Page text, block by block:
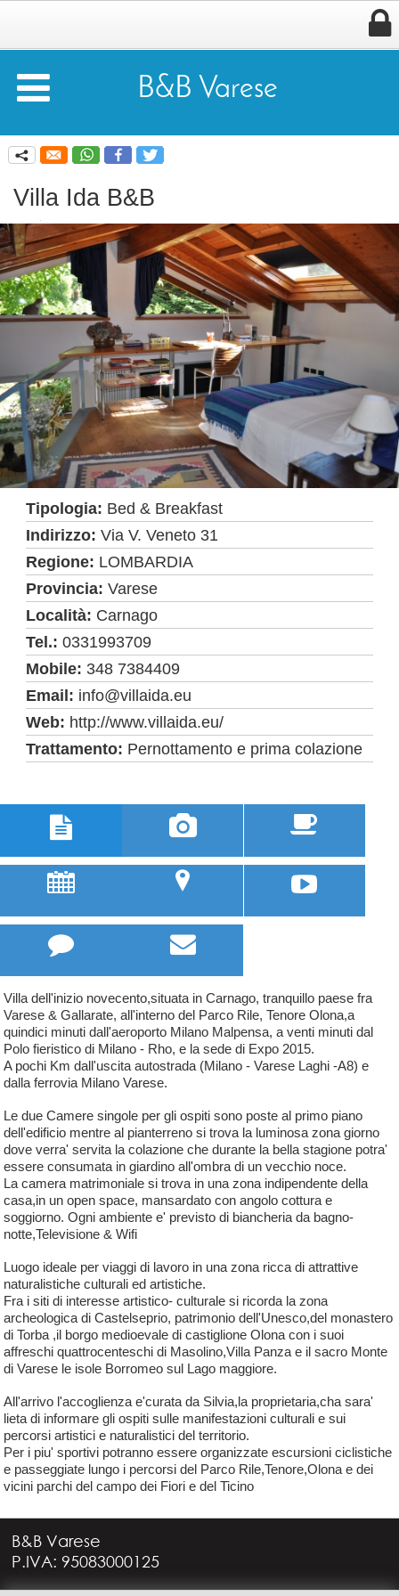

 B&B Varese
q
Villa Ida B&B
Tipologia: Bed & Breakfast
Indirizzo:Via V. Veneto 31
Regione: LOMBARDIA
Provincia:Varese
Località: Carnago
Tel.:0331993709
Mobile: 348 7384409
Email: info@villaida.eu
Web: http://www.villaida.eu/
Trattamento: Pernottamento e prima colazione
  
; u 
 
Villa dell'inizio novecento,situata in Carnago, tranquillo paese fra
Varese & Gallarate, all'interno del Parco Rile, Tenore Olona,a
quindici minuti dall'aeroporto Milano Malpensa, a venti minuti dal
Polo fieristico di Milano - Rho, e la sede di Expo 2015.
A pochi Km dall'uscita autostrada (Milano - Varese Laghi -A8) e
dalla ferrovia Milano Varese.
Le due Camere singole per gli ospiti sono poste al primo piano
dell'edificio mentre al pianterreno si trova la luminosa zona giorno
dove verra' servita la colazione che durante la bella stagione potra'
essere consumata in giardino all'ombra di un vecchio noce.
La camera matrimoniale si trova in una zona indipendente della
casa,in un open space, mansardato con angolo cottura e
soggiorno. Ogni ambiente e' previsto di biancheria da bagno-
notte,Televisione & Wifi
Luogo ideale per viaggi di lavoro in una zona ricca di attrattive
naturalistiche culturali ed artistiche.
Fra i siti di interesse artistico- culturale si ricorda la zona
archeologica di Castelseprio, patrimonio dell'Unesco,del monastero
di Torba ,il borgo medioevale di castiglione Olona con i suoi
affreschi quattrocenteschi di Masolino,Villa Panza e il sacro Monte
di Varese le isole Borromeo sul Lago maggiore.
All'arrivo l'accoglienza e'curata da Silvia,la proprietaria,cha sara'
lieta di informare gli ospiti sulle manifestazioni culturali e sui
percorsi artistici e naturalistici del territorio.
Per i piu' sportivi potranno essere organizzate escursioni ciclistiche
e passeggiate lungo i percorsi del Parco Rile,Tenore,Olona e dei
vicini parchi del campo dei Fiori e del Ticino
B&B Varese
P.IVA: 95083000125